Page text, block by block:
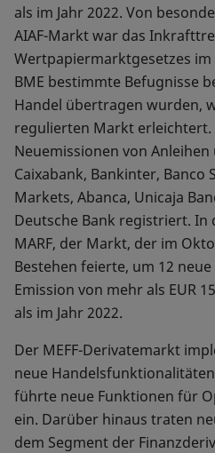
als im Jahr 2022. Von
AIAF-Markt war das
Wertpapiermarktgesetzes
BME bestimmte Befugnisse
Handel übertragen wurden,
regulierten Markt erleichtert.
Neuemissionen von
Caixabank, Bankinter, Banco
Markets, Abanca, Unicaja
Deutsche Bank registriert. In
MARF, der Markt, der im
Bestehen feierte, um 12
Emission von mehr als EUR
als im Jahr 2022.
Der MEFF-Derivatemarkt
neue
führte neue Funktionen für
ein. Darüber hinaus traten
dem Segment der